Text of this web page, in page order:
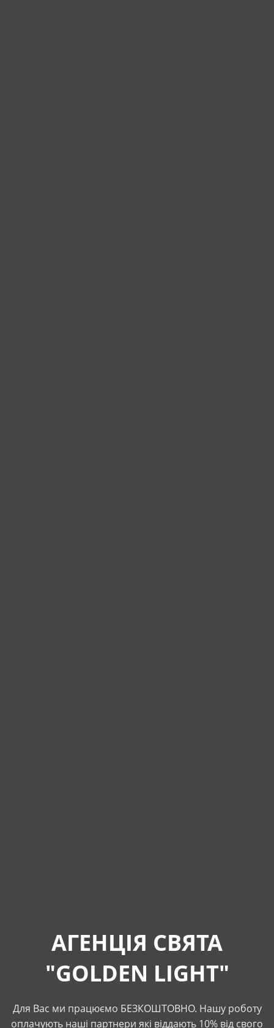
АГЕНЦІЯ СВЯТА
"GOLDEN LIGHT"
Для Вас ми працюємо БЕЗКОШТОВНО. Нашу роботу
оплачують наші партнери які віддають 10% від свого